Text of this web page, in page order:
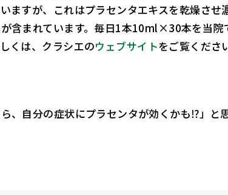
ますが、これはプラセンタエキスを乾燥させ
含まれています。毎日1本10ml×30本を当
くは、クラシエのウェブサイトをご覧くださ
ら、自分の症状にプラセンタが効くかも⁉」と